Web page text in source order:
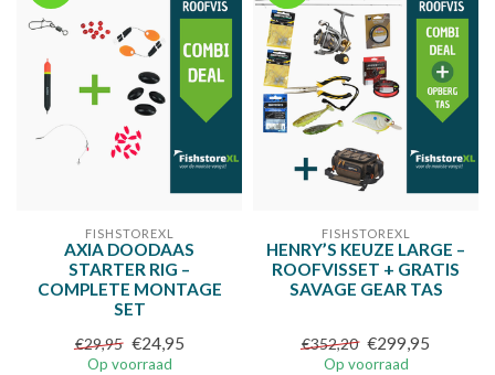
FISHSTOREXL
AXIA DOODAAS
STARTER RIG –
COMPLETE MONTAGE
SET
€29,95 €24,95
Op voorraad
FISHSTOREXL
HENRY’S KEUZE LARGE –
ROOFVISSET + GRATIS
SAVAGE GEAR TAS
€352,20 €299,95
Op voorraad